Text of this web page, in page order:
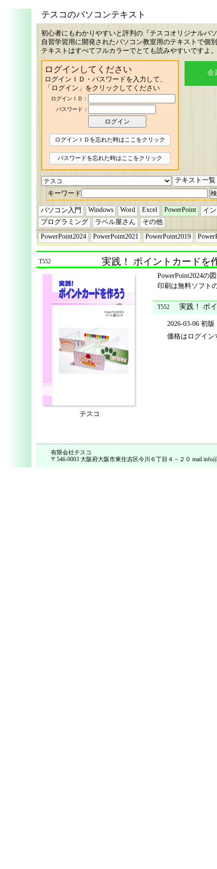
テスコのパソコンテキスト
初心者にもわかりやすいと評判の『テスコオリジナルパ
自習学習用に開発されたパソコン教室用のテキストで個
テキストはすべてフルカラーでとても読みやすいですよ。
ログインしてください
ログインＩＤ・パスワードを入力して、
「ログイン」をクリックしてください
ログインＩＤ：
パスワード：
ログインＩＤを忘れた時はここをクリック
パスワードを忘れた時はここをクリック
会
テキスト一覧
キーワード
パソコン入門 Windows Word Excel PowerPoint
イ
プログラミング
ラベル屋さん
その他
PowerPoint2024
PowerPoint2021 PowerPoint2019
T552 実践！ ポイントカードを
テスコ
PowerPoint2024の
印刷は無料ソフト
T552 実践！ ポ
2026-03-06 初版
価格はログイン
有限会社テスコ
〒546-0003 大阪府大阪市東住吉区今川６丁目４－２０ mail